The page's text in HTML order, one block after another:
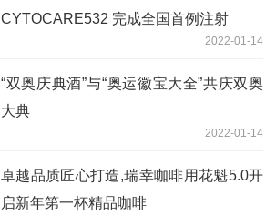
CYTOCARE532 完成全国首例注射
2022-01-14
“双奥庆典酒”与“奥运徽宝大全”共庆双奥
大典
2022-01-14
卓越品质匠心打造,瑞幸咖啡用花魁5.0开
启新年第一杯精品咖啡